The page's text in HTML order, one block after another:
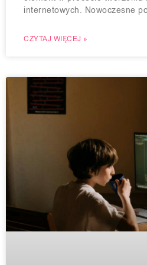
internetowych. Nowoczesne
CZYTAJ WIĘCEJ »